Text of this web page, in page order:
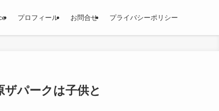
プロフィール お問合せ プライバシーポリシー
ザパークは子供と